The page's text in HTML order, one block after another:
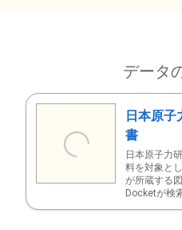
データ
日本原子
書
日本原子力
料を対象と
が所蔵する図
Docketが検